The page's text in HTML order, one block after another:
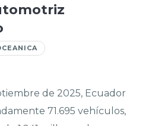
de 2025, Ecuador
71.695 vehículos,